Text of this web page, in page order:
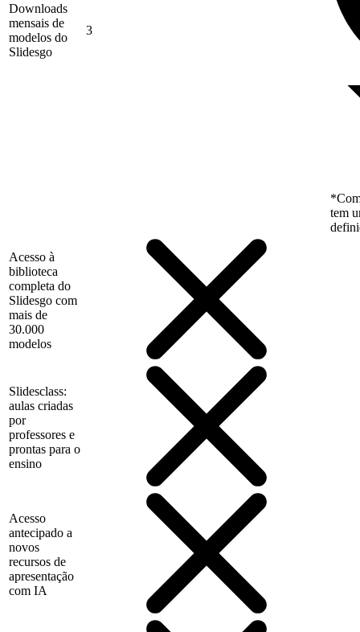
Downloads
mensais de
modelos do
Slidesgo
3
tem
Acesso à
biblioteca
completa do
Slidesgo com
mais de
30.000
modelos
Slidesclass:
aulas criadas
por
professores e
prontas para o
ensino
Acesso
antecipado a
novos
recursos de
apresentação
com IA